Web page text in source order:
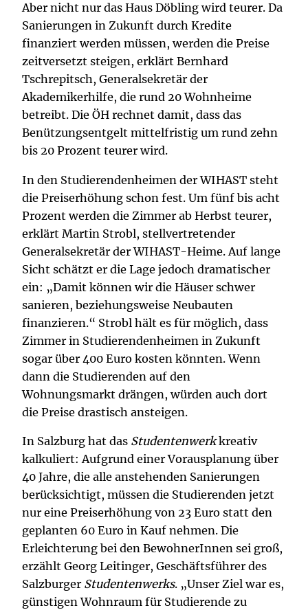
Aber nicht nur das Haus Döbling wird teurer. Da
Sanierungen in Zukunft durch Kredite
finanziert werden müssen, werden die Preise
zeitversetzt steigen, erklärt Bernhard
Tschrepitsch, Generalsekretär der
Akademikerhilfe, die rund 20 Wohnheime
betreibt. Die ÖH rechnet damit, dass das
Benützungsentgelt mittelfristig um rund zehn
bis 20 Prozent teurer wird.
In den Studierendenheimen der WIHAST steht
die Preiserhöhung schon fest. Um fünf bis acht
Prozent werden die Zimmer ab Herbst teurer,
erklärt Martin Strobl, stellvertretender
Generalsekretär der WIHAST-Heime. Auf lange
Sicht schätzt er die Lage jedoch dramatischer
ein: „Damit können wir die Häuser schwer
sanieren, beziehungsweise Neubauten
finanzieren.“ Strobl hält es für möglich, dass
Zimmer in Studierendenheimen in Zukunft
sogar über 400 Euro kosten könnten. Wenn
dann die Studierenden auf den
Wohnungsmarkt drängen, würden auch dort
die Preise drastisch ansteigen.
In Salzburg hat das Studentenwerkkreativ
kalkuliert: Aufgrund einer Vorausplanung über
40 Jahre, die alle anstehenden Sanierungen
berücksichtigt, müssen die Studierenden jetzt
nur eine Preiserhöhung von 23 Euro statt den
geplanten 60 Euro in Kauf nehmen. Die
Erleichterung bei den BewohnerInnen sei groß,
erzählt Georg Leitinger, Geschäftsführer des
Salzburger Studentenwerks. „Unser Ziel war es,
günstigen Wohnraum für Studierende zu